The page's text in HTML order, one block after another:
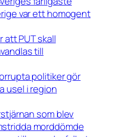
var ett homogent
att PUT skall
till
politiker gör
usel i region
som blev
morddömde